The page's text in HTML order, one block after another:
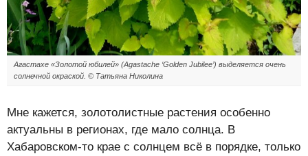
Агастахе «Золотой юбилей» (Agastache ‘Golden Jubilee’) выделяется очень
солнечной окраской. © Татьяна Николина
Мне кажется, золотолистные растения особенно
актуальны в регионах, где мало солнца. В
Хабаровском-то крае с солнцем всё в порядке, только